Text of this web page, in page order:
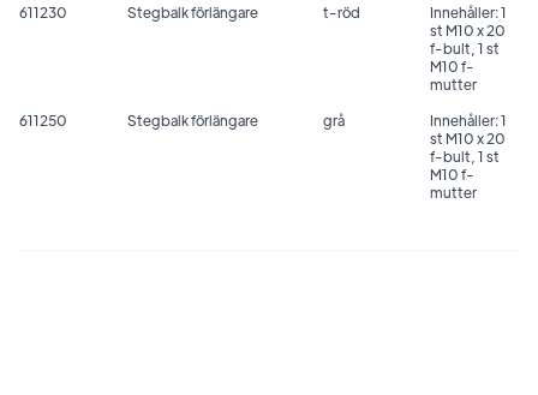
611230
Stegbalk förlängare t-röd
Innehåller: 1
st M10 x 20
f-bult, 1 st
M10 f-
mutter
611250
Stegbalk förlängare grå
Innehåller: 1
st M10 x 20
f-bult, 1 st
M10 f-
mutter